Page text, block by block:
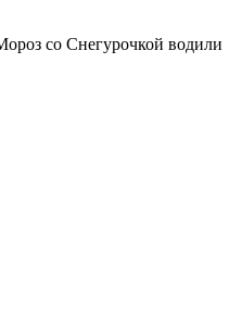
со Снегурочкой водили